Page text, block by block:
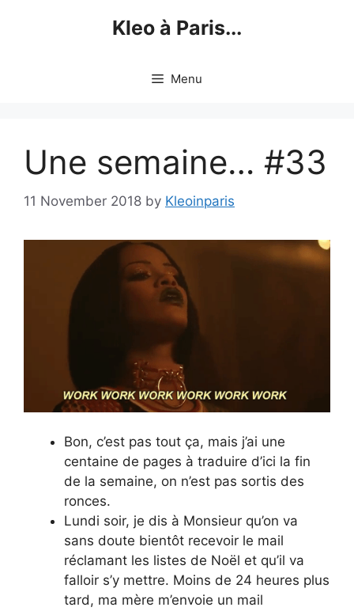
Kleo à Paris...
Menu
Une semaine… #33
11 November 2018 by Kleoinparis
Bon, c’est pas tout ça, mais j’ai une
centaine de pages à traduire d’ici la fin
de la semaine, on n’est pas sortis des
ronces.
Lundi soir, je dis à Monsieur qu’on va
sans doute bientôt recevoir le mail
réclamant les listes de Noël et qu’il va
falloir s’y mettre. Moins de 24 heures plus
tard, ma mère m’envoie un mail